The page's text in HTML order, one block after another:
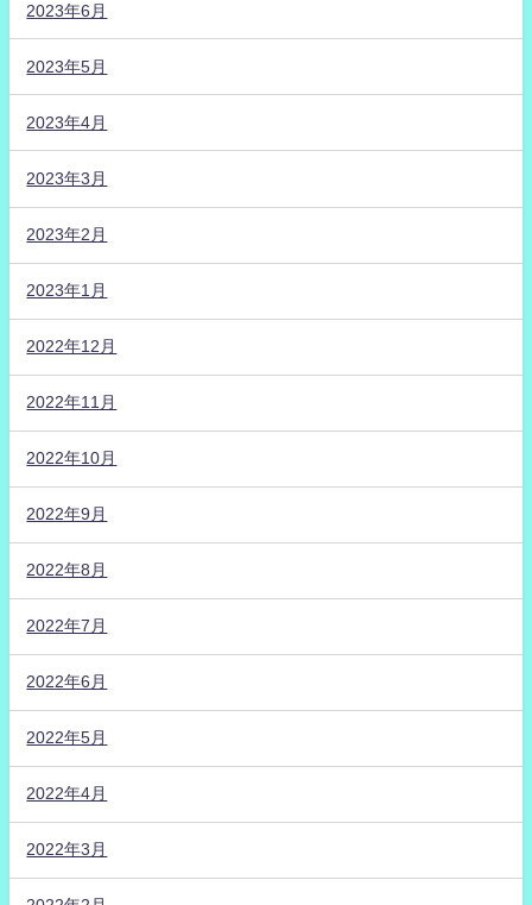
2023年6月
2023年5月
2023年4月
2023年3月
2023年2月
2023年1月
2022年12月
2022年11月
2022年10月
2022年9月
2022年8月
2022年7月
2022年6月
2022年5月
2022年4月
2022年3月